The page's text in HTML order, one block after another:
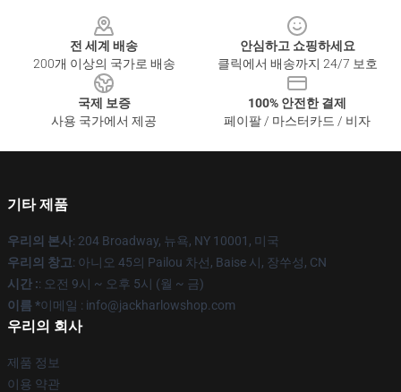
전 세계 배송
200개 이상의 국가로 배송
안심하고 쇼핑하세요
클릭에서 배송까지 24/7 보호
국제 보증
사용 국가에서 제공
100% 안전한 결제
페이팔 / 마스터카드 / 비자
기타 제품
우리의 본사: 204 Broadway, 뉴욕, NY 10001, 미국
우리의 창고: 아니오 45의 Pailou 차선, Baise 시, 장쑤성, CN
시간 :: 오전 9시 ~ 오후 5시 (월 ~ 금)
이름 *이메일 : info@jackharlowshop.com
우리의 회사
제품 정보
이용 약관